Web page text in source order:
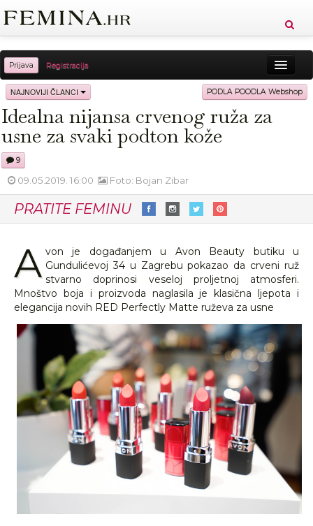
Prijava Registracija
Sreća Zdravlje Vitkost
Moda Ljubav Relax Putovanja Recepti
Proizvodi
NAJNOVIJI ČLANCI PODLA POODLA Webshop
Idealna nijansa crvenog ruža za
usne za svaki podton kože
9
09.05.2019. 16:00 Foto: Bojan Zibar
PRATITE FEMINU
A von je događanjem u Avon Beauty butiku u
Gundulićevoj 34 u Zagrebu pokazao da crveni ruž
stvarno doprinosi veseloj proljetnoj atmosferi.
Mnoštvo boja i proizvoda naglasila je klasična ljepota i
elegancija novih RED Perfectly Matte ruževa za usne